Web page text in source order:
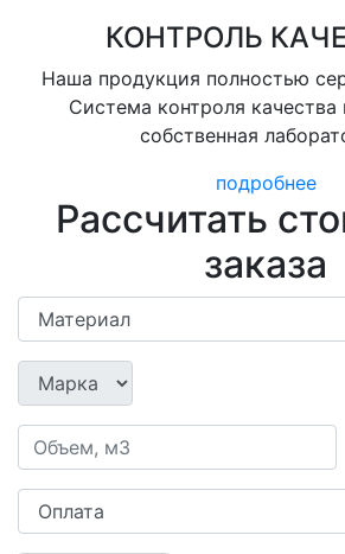
КОНТРОЛЬ
Наша продукция полностью
Система контроля
собственная
подробнее
Рассчитать
заказа